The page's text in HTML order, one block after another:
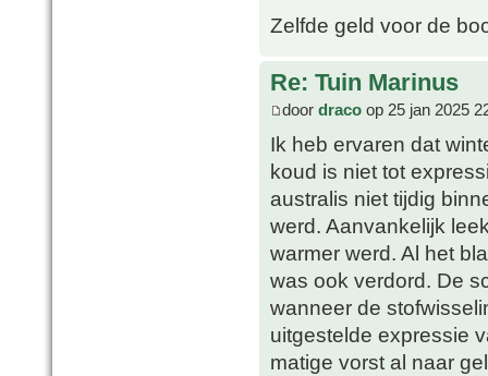
Zelfde geld voor de
Re: Tuin Marinus
door draco op 25 jan 2025
Ik heb ervaren dat
koud is niet tot
australis niet tijdig
werd. Aanvankelijk
warmer werd. Al het
was ook verdord. De
wanneer de
uitgestelde expressie
matige vorst al naar